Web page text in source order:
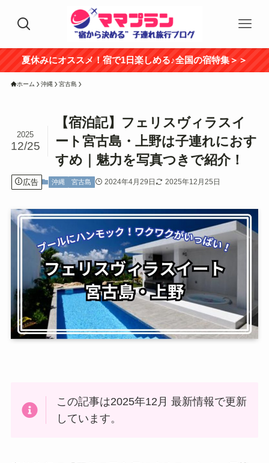
夏休みにオススメ！宿で1日楽しめる♪全国の宿特集＞＞
ホーム 沖縄 宮古島
【宿泊記】フェリスヴィラスイ
ート宮古島・上野は子連れにおす
すめ｜魅力を写真つきで紹介！
2025
12/25
広告 沖縄 宮古島 2024年4月29日 2025年12月25日
この記事は2025年12月 最新情報で更新
しています。